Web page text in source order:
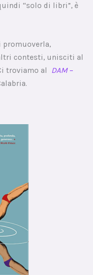
“solo di libri”, è
promuoverla,
contesti, unisciti al
troviamo al
DAM–